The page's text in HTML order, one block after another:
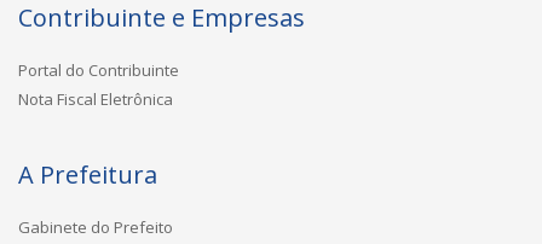
Contribuinte e Empresas
Portal do Contribuinte
Nota Fiscal Eletrônica
A Prefeitura
Gabinete do Prefeito